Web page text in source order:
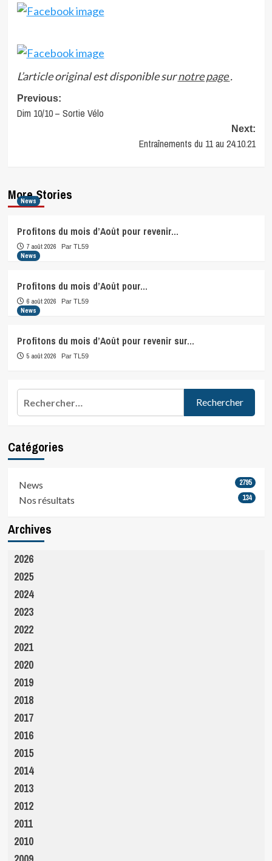
L’article original est disponible surnotre page.
Post
navigation
Previous:
Dim 10/10 – Sortie Vélo
Next:
Entraînements du 11 au 24.10.21
More Stories
News
Profitons du mois d’Août pour revenir…
7 août 2026 Par TL59
News
Profitons du mois d’Août pour…
6 août 2026 Par TL59
News
Profitons du mois d’Août pour revenir sur…
5 août 2026 Par TL59
Catégories
News 2795
Nos résultats 134
Archives
2026
2025
2024
2023
2022
2021
2020
2019
2018
2017
2016
2015
2014
2013
2012
2011
2010